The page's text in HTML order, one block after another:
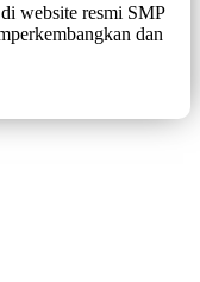
website resmi SMP
dan